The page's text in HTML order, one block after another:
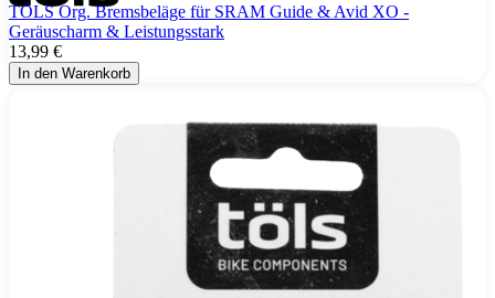
TÖLS Org. Bremsbeläge für SRAM Guide & Avid XO -
Geräuscharm & Leistungsstark
13,99 €
In den Warenkorb